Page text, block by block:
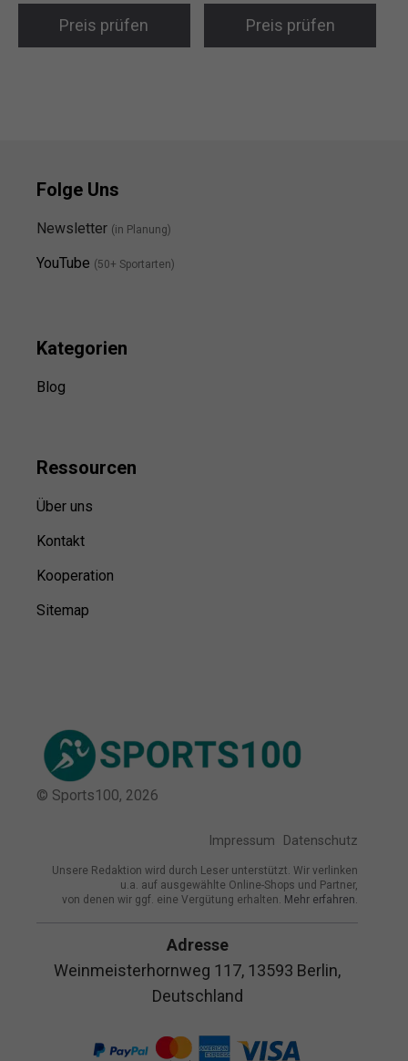
Preis prüfen Preis prüfen
Folge Uns
Newsletter (in Planung)
YouTube (50+ Sportarten)
Kategorien
Blog
Ressourcen
Über uns
Kontakt
Kooperation
Sitemap
© Sports100, 2026
Impressum Datenschutz
Unsere Redaktion wird durch Leser unterstützt. Wir verlinken
u.a. auf ausgewählte Online-Shops und Partner,
von denen wir ggf. eine Vergütung erhalten. Mehr erfahren.
Adresse
Weinmeisterhornweg 117, 13593 Berlin,
Deutschland